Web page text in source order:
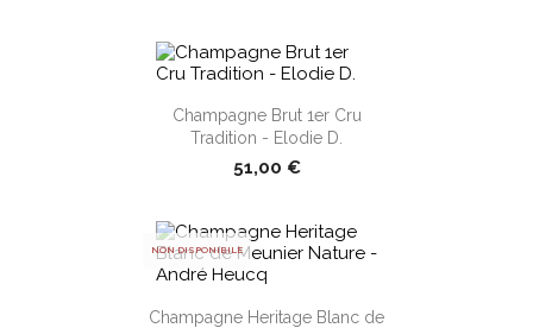
shopping_cart
Champagne Brut 1er Cru
Tradition - Elodie D.
51,00 €
shopping_cart
Champagne Heritage Blanc de
NON DISPONIBILE